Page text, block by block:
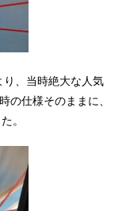
り、当時絶大な人気
の仕様そのままに、
。